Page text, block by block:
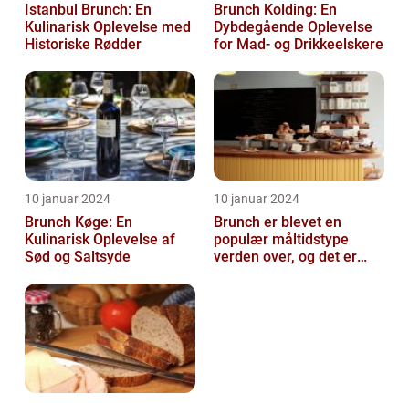
Istanbul Brunch: En
Kulinarisk Oplevelse med
Historiske Rødder
Brunch Kolding: En
Dybdegående Oplevelse
for Mad- og Drikkeelskere
10 januar 2024
Brunch Køge: En
Kulinarisk Oplevelse af
Sød og Saltsyde
10 januar 2024
Brunch er blevet en
populær måltidstype
verden over, og det er